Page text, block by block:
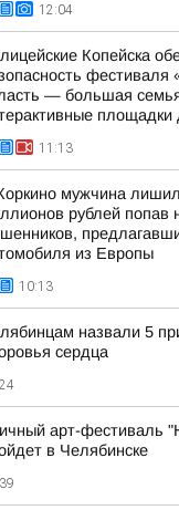
12:04
Копейска
фестиваля
— большая
площадки
11:13
мужчина
рублей попав
из Европы
10:13
назвали 5
сердца
арт-фестиваль
в Челябинске